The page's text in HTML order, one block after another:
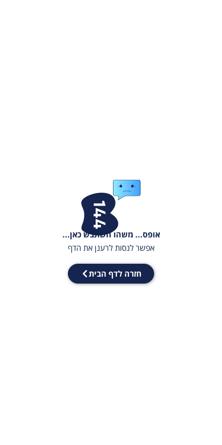
אופס... משהו השתבש כאן...
אפשר לנסות לרענן את הדף
חזרה לדף הבית